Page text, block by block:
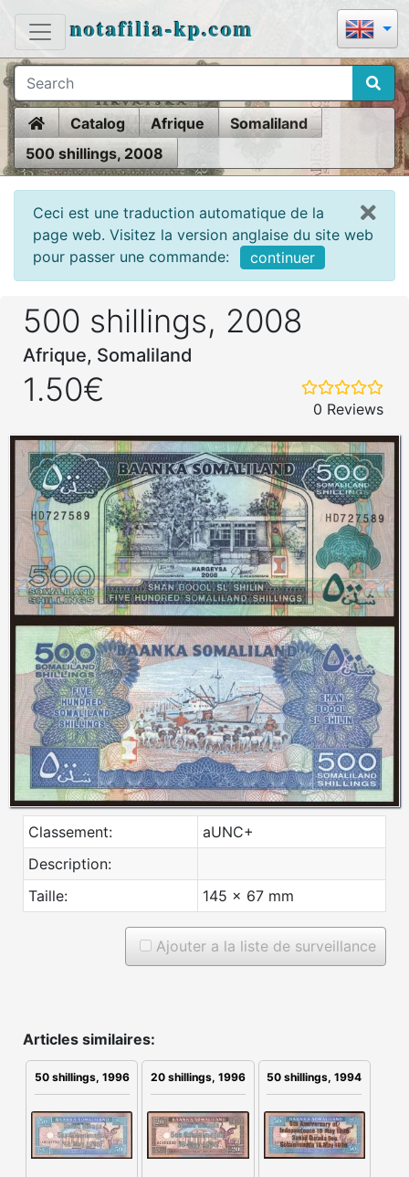
notafilia-kp.com
HomeCatalog Afrique
Somaliland
500 shillings, 2008
Ceci est une traduction automatique de la
page web. Visitez la version anglaise du site web
pour passer une commande:
continuer
500 shillings, 2008
Afrique, Somaliland
1.50€
0 Reviews
Classement:
aUNC+
Description:
Taille:
145 x 67 mm
Ajouter a la liste de surveillance
Articles similaires:
50 shillings, 1996 20 shillings, 1996 50 shillings, 1994